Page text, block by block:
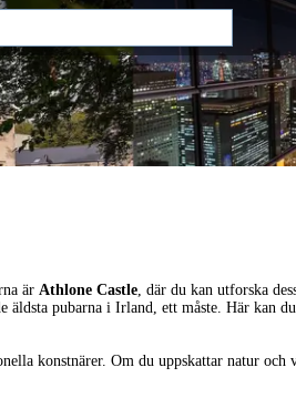
ärAthlone Castle, där du kan utforska
äldsta pubarna i Irland, ett måste. Här kan
konstnärer. Om du uppskattar natur